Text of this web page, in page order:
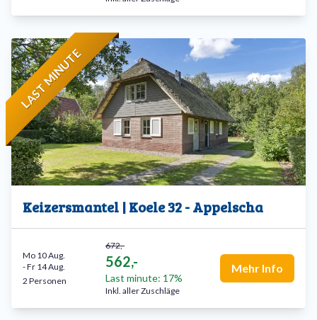
LAST MINUTE
Keizersmantel | Koele 32 - Appelscha
672,-
562,-
Last minute: 17%
Inkl. aller Zuschläge
Mo 10 Aug.
-Fr 14 Aug.
2 Personen
Mehr Info